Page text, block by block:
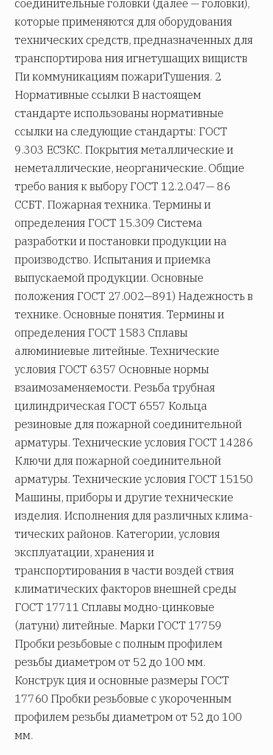
соединительные головки (далее — головки),
которые применяются для оборудования
технических средств, предназначенных для
транспортирова­ ния игнетушащих вищиств
Пи коммуникациям пожариТушения. 2
Нормативные ссылки В настоящем
стандарте использованы нормативные
ссылки на следующие стандарты: ГОСТ
9.303 ЕСЗКС. Покрытия металлические и
неметаллические, неорганические. Общие
требо­ вания к выбору ГОСТ 12.2.047— 86
ССБТ. Пожарная техника. Термины и
определения ГОСТ 15.309 Система
разработки и постановки продукции на
производство. Испытания и приемка
выпускаемой продукции. Основные
положения ГОСТ 27.002—891) Надежность в
технике. Основные понятия. Термины и
определения ГОСТ 1583 Сплавы
алюминиевые литейные. Технические
условия ГОСТ 6357 Основные нормы
взаимозаменяемости. Резьба трубная
цилиндрическая ГОСТ 6557 Кольца
резиновые для пожарной соединительной
арматуры. Технические условия ГОСТ 14286
Ключи для пожарной соединительной
арматуры. Технические условия ГОСТ 15150
Машины, приборы и другие технические
изделия. Исполнения для различных клима­
тических районов. Категории, условия
эксплуатации, хранения и
транспортирования в части воздей­ ствия
климатических факторов внешней среды
ГОСТ 17711 Сплавы модно-цинковые
(латуни) литейные. Марки ГОСТ 17759
Пробки резьбовые с полным профилем
резьбы диаметром от 52 до 100 мм.
Конструк­ ция и основные размеры ГОСТ
17760 Пробки резьбовые с укороченным
профилем резьбы диаметром от 52 до 100
мм.